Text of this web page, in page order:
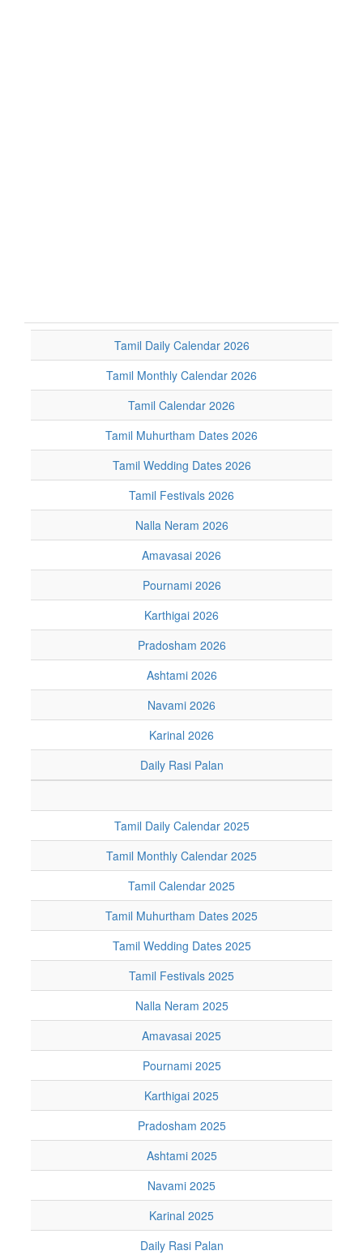
Tamil Daily Calendar 2026
Tamil Monthly Calendar 2026
Tamil Calendar 2026
Tamil Muhurtham Dates 2026
Tamil Wedding Dates 2026
Tamil Festivals 2026
Nalla Neram 2026
Amavasai 2026
Pournami 2026
Karthigai 2026
Pradosham 2026
Ashtami 2026
Navami 2026
Karinal 2026
Daily Rasi Palan
Tamil Daily Calendar 2025
Tamil Monthly Calendar 2025
Tamil Calendar 2025
Tamil Muhurtham Dates 2025
Tamil Wedding Dates 2025
Tamil Festivals 2025
Nalla Neram 2025
Amavasai 2025
Pournami 2025
Karthigai 2025
Pradosham 2025
Ashtami 2025
Navami 2025
Karinal 2025
Daily Rasi Palan